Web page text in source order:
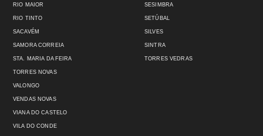
RIO MAIOR
RIO TINTO
SACAVÉM
SAMORA CORREIA
STA. MARIA DA FEIRA
SESIMBRA
SETÚBAL
SILVES
SINTRA
TORRES VEDRAS
TORRES NOVAS
VALONGO
VENDAS NOVAS
VIANA DO CASTELO
VILA DO CONDE